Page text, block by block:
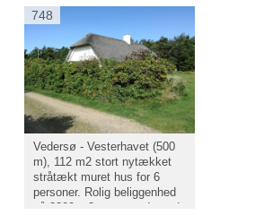
748
Vedersø - Vesterhavet (500
m), 112 m2 stort nytækket
stråtækt muret hus for 6
personer. Rolig beliggenhed
på 2200 m2 stor grund, med